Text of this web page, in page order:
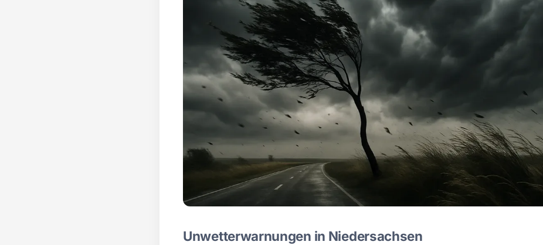
Unwetterwarnungen in Niedersachsen